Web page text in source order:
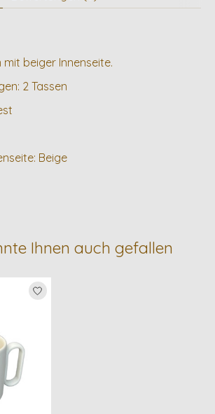
beiger Innenseite.
2 Tassen
Beige
Ihnen auch gefallen
Artikel